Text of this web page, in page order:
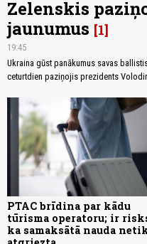
Zelenskis
jaunumus 1
19:45
Ukraina gūst panākumus savas
ceturtdien paziņojis prezidents
PTAC brīdina par kādu
tūrisma operatoru; ir
ka samaksātā nauda